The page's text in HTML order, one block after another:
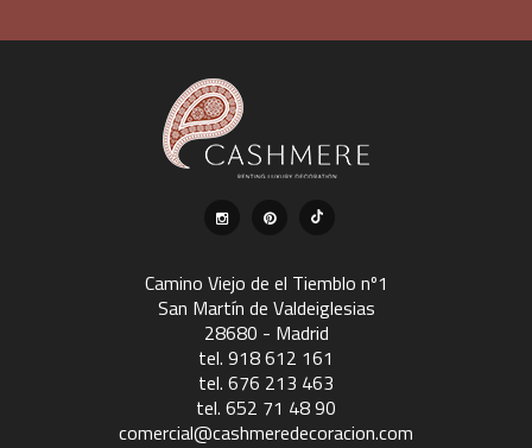
Camino Viejo de el Tiemblo nº1
San Martín de Valdeiglesias
28680 - Madrid
tel. 918 612 161
tel. 676 213 463
tel. 652 71 48 90
comercial@cashmeredecoracion.com